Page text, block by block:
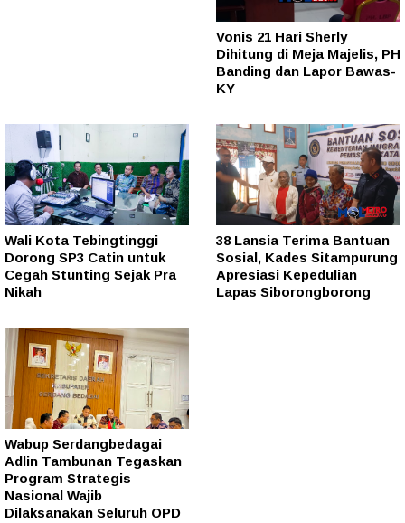
Vonis 21 Hari Sherly
Dihitung di Meja Majelis, PH
Banding dan Lapor Bawas-
KY
Wali Kota Tebingtinggi
Dorong SP3 Catin untuk
Cegah Stunting Sejak Pra
Nikah
38 Lansia Terima Bantuan
Sosial, Kades Sitampurung
Apresiasi Kepedulian
Lapas Siborongborong
Wabup Serdangbedagai
Adlin Tambunan Tegaskan
Program Strategis
Nasional Wajib
Dilaksanakan Seluruh OPD